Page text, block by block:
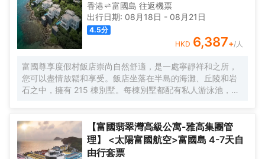
香港 富國島 往返機票
出行日期: 08月18日 - 08月21日
4.5分
HKD 6,387+/人
富國尊享度假村飯店崇尚自然舒適，是一處寧靜祥和之所，
您可以盡情放鬆和享受。飯店坐落在半島的海灘、丘陵和岩
石之中，擁有 215 棟別墅。每棟別墅都配有私人游泳池，設
【富國翡翠灣高級公寓-雅高集團管
理】 <太陽富國航空>富國島 4-7天自
由行套票